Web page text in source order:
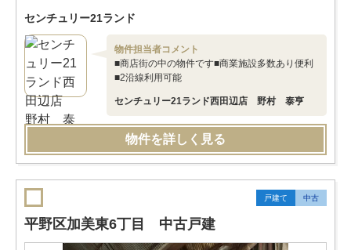
センチュリー21ランド
物件担当者コメント
■商店街の中の物件です■商業施設多数あり便利
■2沿線利用可能
センチュリー21ランド西田辺店 野村 泰亨
物件を詳しく見る
戸建て 中古
平野区加美東6丁目 中古戸建